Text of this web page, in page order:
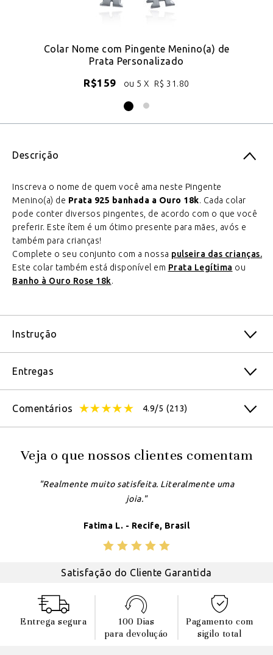
Colar Nome com Pingente Menino(a) de
Prata Personalizado
R$159 ou 5 X R$ 31.80
Descrição
Inscreva o nome de quem você ama neste Pingente
Menino(a) de Prata 925 banhada a Ouro 18k. Cada colar
pode conter diversos pingentes, de acordo com o que você
preferir. Este ítem é um ótimo presente para mães, avós e
também para crianças!
Complete o seu conjunto com a nossa pulseira das crianças.
Este colar também está disponível em Prata Legítima ou
Banho à Ouro Rose 18k.
Instrução
Entregas
Comentários 4.9/5 (213)
Veja o que nossos clientes comentam
"Realmente muito satisfeita. Literalmente uma
joia."
Fatima L. - Recife, Brasil
Satisfação do Cliente Garantida
Entrega segura
100 Dias
para devoluçáo
Pagamento com
sigilo total